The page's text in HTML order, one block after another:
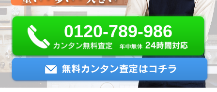
0120-789-986